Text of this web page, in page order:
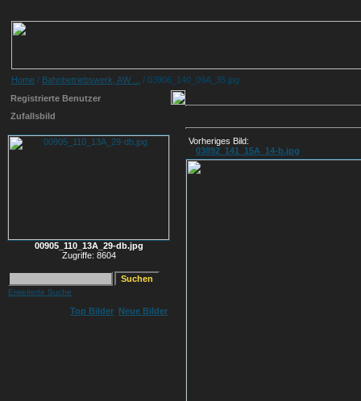
Home / Bahnbetriebswerk, AW ...
/ 03906_140_09A_35.jpg
Registrierte Benutzer
Zufallsbild
00905_110_13A_29-db.jpg
Zugriffe: 8604
Erweiterte Suche
Top Bilder Neue Bilder
Vorheriges Bild:
03892_141_15A_14-b.jpg